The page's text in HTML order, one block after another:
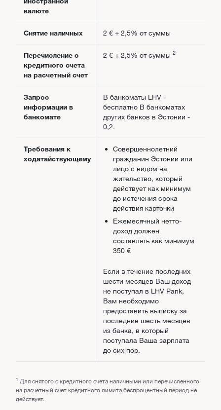
валюте
Снятие наличных 2 € + 2,5% от суммы
Перечисление с
кредитного счета
на расчетный счет
2 € + 2,5% от суммы 2
Запрос
информации в
банкомате
В банкоматы LHV -
бесплатно В банкоматах
других банков в Эстонии -
0,2.
Требования к
ходатайствующему
Совершеннолетний
гражданин Эстонии или
лицо с видом на
жительство, который
действует как минимум
до истечения срока
действия карточки
Ежемесячный нетто-
доход должен
составлять как минимум
350 €
Если в течение последних
шести месяцев Ваш доход
не поступал в LHV Pank,
Вам необходимо
предоставить выписку за
последние шесть месяцев
из банка, в который
поступала Ваша зарплата
до сих пор.
1 Для снятого с кредитного счета наличными или перечисленного
на расчетный счет кредитного лимита беспроцентный период не
действует.